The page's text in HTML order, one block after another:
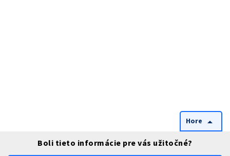
Hore arrow_drop_up
Boli tieto informácie pre vás užitočné?